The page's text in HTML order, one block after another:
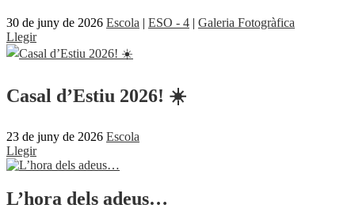
30 de juny de 2026 Escola | ESO - 4 | Galeria Fotogràfica
Llegir
Casal d’Estiu 2026! ☀️
23 de juny de 2026 Escola
Llegir
L’hora dels adeus…